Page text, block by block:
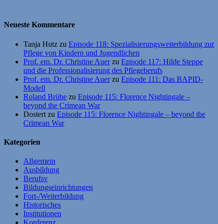
Neueste Kommentare
Tanja Hutz zu Episode 118: Spezialisierungsweiterbildung zur
Pflege von Kindern und Jugendlichen
Prof. em. Dr. Christine Auerzu Episode 117: Hilde Steppe
und die Professionalisierung des Pflegeberufs
Prof. em. Dr. Christine Auerzu Episode 111: Das BAPID-
Modell
Roland Brühe zu Episode 115: Florence Nightingale –
beyond the Crimean War
Dostert zu Episode 115: Florence Nightingale – beyond the
Crimean War
Kategorien
Allgemein
Ausbildung
Berufsv
Bildungseinrichtungen
Fort-/Weiterbildung
Historisches
Institutionen